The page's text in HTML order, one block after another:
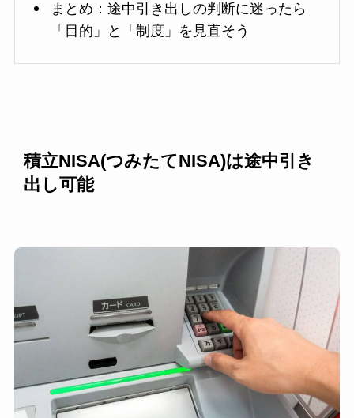
まとめ：途中引き出しの判断に迷ったら
「目的」と「制度」を見直そう
積立NISA(つみたてNISA)は途中引き
出し可能